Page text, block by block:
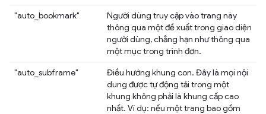
"auto_bookmark"
Người dùng truy cập vào trang này
thông qua một đề xuất trong giao diện
người dùng, chẳng hạn như thông qua
một mục trong trình đơn.
"auto_subframe"
Điều hướng khung con. Đây là mọi nội
dung được tự động tải trong một
khung không phải là khung cấp cao
nhất. Ví dụ: nếu một trang bao gồm